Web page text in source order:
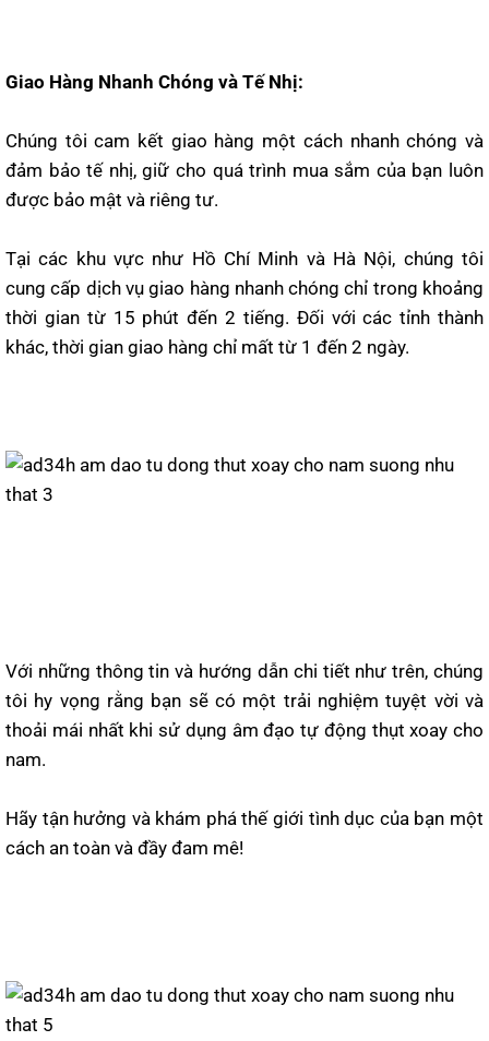
Giao Hàng Nhanh Chóng và Tế Nhị:
Chúng tôi cam kết giao hàng một cách nhanh chóng và
đảm bảo tế nhị, giữ cho quá trình mua sắm của bạn luôn
được bảo mật và riêng tư.
Tại các khu vực như Hồ Chí Minh và Hà Nội, chúng tôi
cung cấp dịch vụ giao hàng nhanh chóng chỉ trong khoảng
thời gian từ 15 phút đến 2 tiếng. Đối với các tỉnh thành
khác, thời gian giao hàng chỉ mất từ 1 đến 2 ngày.
Với những thông tin và hướng dẫn chi tiết như trên, chúng
tôi hy vọng rằng bạn sẽ có một trải nghiệm tuyệt vời và
thoải mái nhất khi sử dụng âm đạo tự động thụt xoay cho
nam.
Hãy tận hưởng và khám phá thế giới tình dục của bạn một
cách an toàn và đầy đam mê!